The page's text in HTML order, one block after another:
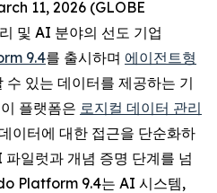
11, 2026 (GLOBE
및 AI 분야의 선도 기업
9.4를 출시하며 에이전트형
수 있는 데이터를 제공하는 기
플랫폼은 로지컬 데이터 관리
이터에 대한 접근을 단순화하
일럿과 개념 증명 단계를 넘
Platform 9.4는 AI 시스템,